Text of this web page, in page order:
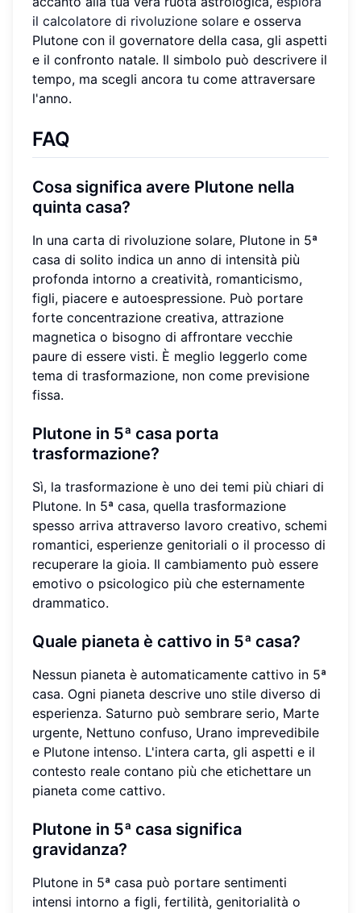
il calcolatore di rivoluzione solare e osserva
Plutone con il governatore della casa, gli aspetti
e il confronto natale. Il simbolo può descrivere il
tempo, ma scegli ancora tu come attraversare
l'anno.
FAQ
Cosa significa avere Plutone nella
quinta casa?
In una carta di rivoluzione solare, Plutone in 5ª
casa di solito indica un anno di intensità più
profonda intorno a creatività, romanticismo,
figli, piacere e autoespressione. Può portare
forte concentrazione creativa, attrazione
magnetica o bisogno di affrontare vecchie
paure di essere visti. È meglio leggerlo come
tema di trasformazione, non come previsione
fissa.
Plutone in 5ª casa porta
trasformazione?
Sì, la trasformazione è uno dei temi più chiari di
Plutone. In 5ª casa, quella trasformazione
spesso arriva attraverso lavoro creativo, schemi
romantici, esperienze genitoriali o il processo di
recuperare la gioia. Il cambiamento può essere
emotivo o psicologico più che esternamente
drammatico.
Quale pianeta è cattivo in 5ª casa?
Nessun pianeta è automaticamente cattivo in 5ª
casa. Ogni pianeta descrive uno stile diverso di
esperienza. Saturno può sembrare serio, Marte
urgente, Nettuno confuso, Urano imprevedibile
e Plutone intenso. L'intera carta, gli aspetti e il
contesto reale contano più che etichettare un
pianeta come cattivo.
Plutone in 5ª casa significa
gravidanza?
Plutone in 5ª casa può portare sentimenti
intensi intorno a figli, fertilità, genitorialità o